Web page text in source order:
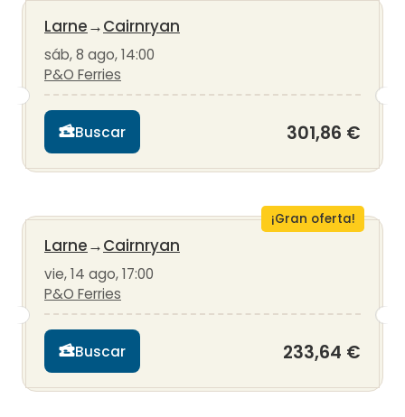
Larne→Cairnryan
sáb, 8 ago, 14:00
P&O Ferries
Buscar 301,86 €
¡Gran oferta!
Larne→Cairnryan
vie, 14 ago, 17:00
P&O Ferries
Buscar 233,64 €